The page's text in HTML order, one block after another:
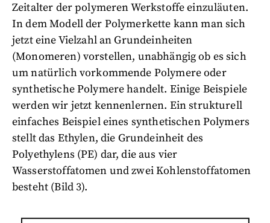
Zeitalter der polymeren Werkstoffe einzuläuten.
In dem Modell der Polymerkette kann man sich
jetzt eine Vielzahl an Grundeinheiten
(Monomeren) vorstellen, unabhängig ob es sich
um natürlich vorkommende Polymere oder
synthetische Polymere handelt. Einige Beispiele
werden wir jetzt kennenlernen. Ein strukturell
einfaches Beispiel eines synthetischen Polymers
stellt das Ethylen, die Grundeinheit des
Polyethylens (PE) dar, die aus vier
Wasserstoffatomen und zwei Kohlenstoffatomen
besteht (Bild 3).